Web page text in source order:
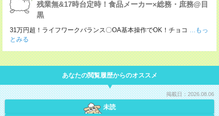
残業無&17時台定時！食品メーカー×総務・庶務@目
黒
31万円超！ライフワークバランス〇OA基本操作でOK！チョコ ...もっ
とみる
あなたの閲覧履歴からのオススメ
掲載日：2026.08.06
未読